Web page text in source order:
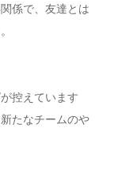
係で、友達とは
控えています
たなチームのや